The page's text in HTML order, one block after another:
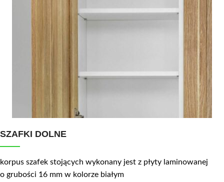
SZAFKI DOLNE
korpus szafek stojących wykonany jest z płyty laminowanej
o grubości 16 mm w kolorze białym